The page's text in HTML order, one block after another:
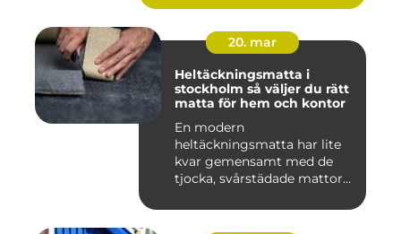
20. mar
Heltäckningsmatta i
stockholm så väljer du rätt
matta för hem och kontor
En modern
heltäckningsmatta har lite
kvar gemensamt med de
tjocka, svårstädade mattor